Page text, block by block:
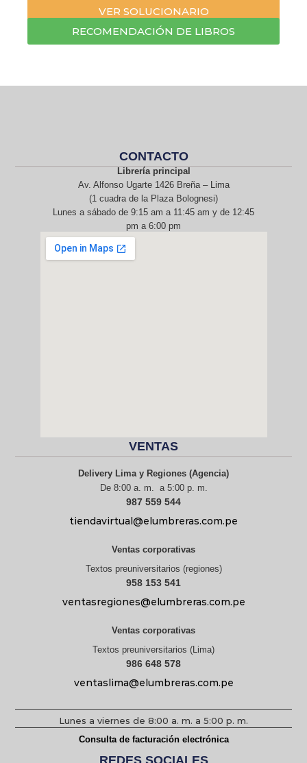
VER SOLUCIONARIO
RECOMENDACIÓN DE LIBROS
CONTACTO
Librería principal
Av. Alfonso Ugarte 1426 Breña – Lima
(1 cuadra de la Plaza Bolognesi)
Lunes a sábado de 9:15 am a 11:45 am y de 12:45
pm a 6:00 pm
968 217 912
VENTAS
Delivery Lima y Regiones (Agencia)
De 8:00 a. m. a 5:00 p. m.
987 559 544
tiendavirtual@elumbreras.com.pe
Ventas corporativas
Textos preuniversitarios (regiones)
958 153 541
ventasregiones@elumbreras.com.pe
Ventas corporativas
Textos preuniversitarios (Lima)
986 648 578
ventaslima@elumbreras.com.pe
Lunes a viernes de 8:00 a. m. a 5:00 p. m.
Consulta de facturación electrónica
REDES SOCIALES